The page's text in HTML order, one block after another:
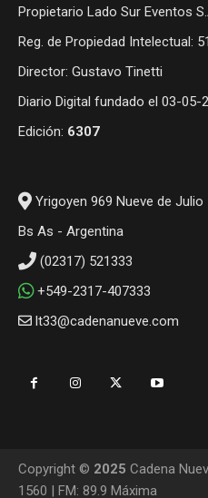
Propietario Lado Sur Eventos
Reg. de Propiedad Intelectual:
Director: Gustavo Tinetti
Diario Digital fundado el 03-05-
Edición: 6307
Yrigoyen 969 Nueve de Julio
Bs As - Argentina
(02317) 521333
+549-2317-407333
lt33@cadenanueve.com
Copyright © 2025 Cadena
1560 | FM: 89.9 Máxima